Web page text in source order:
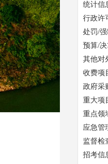
统计信
行政许
处罚/强
预算/
其他对
收费项
政府采
重大项
重点领
应急管
监督检
招考信